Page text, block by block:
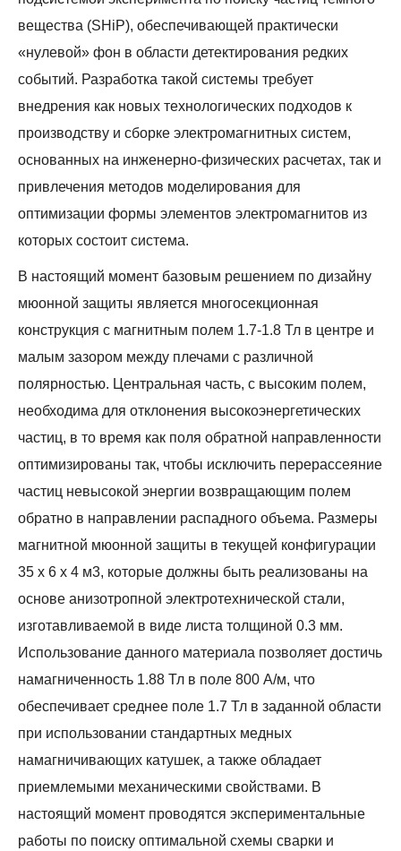
v
o
вещества (SHiP), обеспечивающей практически
«нулевой» фон в области детектирования редких
событий. Разработка такой системы требует
внедрения как новых технологических подходов к
производству и сборке электромагнитных систем,
основанных на инженерно-физических расчетах, так и
привлечения методов моделирования для
оптимизации формы элементов электромагнитов из
которых состоит система.
В настоящий момент базовым решением по дизайну
мюонной защиты является многосекционная
конструкция с магнитным полем 1.7-1.8 Тл в центре и
малым зазором между плечами с различной
полярностью. Центральная часть, с высоким полем,
необходима для отклонения высокоэнергетических
частиц, в то время как поля обратной направленности
оптимизированы так, чтобы исключить перерассеяние
частиц невысокой энергии возвращающим полем
обратно в направлении распадного объема. Размеры
магнитной мюонной защиты в текущей конфигурации
35 х 6 х 4 м3, которые должны быть реализованы на
основе анизотропной электротехнической стали,
изготавливаемой в виде листа толщиной 0.3 мм.
Использование данного материала позволяет достичь
намагниченность 1.88 Тл в поле 800 А/м, что
обеспечивает среднее поле 1.7 Тл в заданной области
при использовании стандартных медных
намагничивающих катушек, а также обладает
приемлемыми механическими свойствами. В
настоящий момент проводятся экспериментальные
работы по поиску оптимальной схемы сварки и